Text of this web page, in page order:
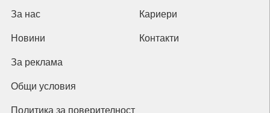
За нас Кариери
Новини Контакти
За реклама
Общи условия
Политика за поверителност